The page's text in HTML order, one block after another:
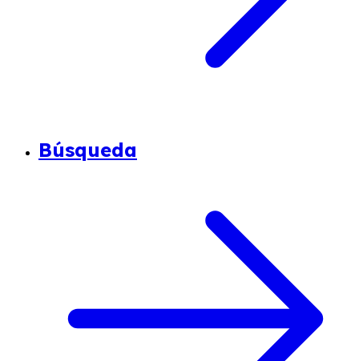
Búsqueda